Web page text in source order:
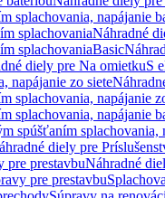
splachovania, napájanie
splachovaniaNáhradné
splachovaniaBasic
diely pre Na omietkuS
napájanie zo siete
splachovania, napájanie
splachovania, napájanie
spúšťaním splachovania,
diely pre
pre prestavbuNáhradné
pre prestavbu